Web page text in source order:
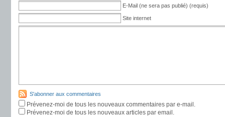
E-Mail (ne sera pas publié) (requis)
Site internet
S'abonner aux commentaires
Prévenez-moi de tous les nouveaux commentaires par e-mail.
Prévenez-moi de tous les nouveaux articles par email.